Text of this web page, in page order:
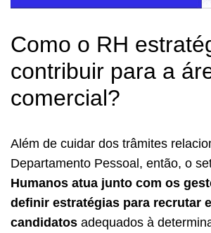
Como o RH
contribuir para a
comercial?
Além de cuidar dos trâmites
Departamento Pessoal, então, o
Humanos atua junto com os
definir estratégias para recrutar
candidatos adequados à